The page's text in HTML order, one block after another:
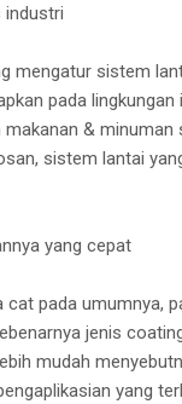
industri
mengatur sistem
pada
makanan &
sistem lantai
yang cepat
cat pada umumnya,
jenis
mudah
yang